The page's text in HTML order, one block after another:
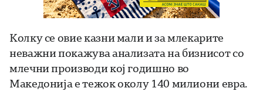
Колку се овие казни мали и за млекарите
неважни покажува анализата на бизнисот со
млечни производи кој годишно во
Македониjа е тежок околу 140 милиони евра.